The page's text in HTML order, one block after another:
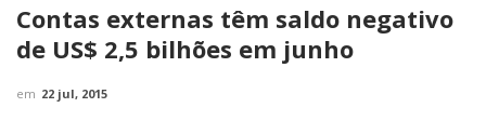
Contas externas têm saldo negativo
de US$ 2,5 bilhões em junho
em 22 jul, 2015